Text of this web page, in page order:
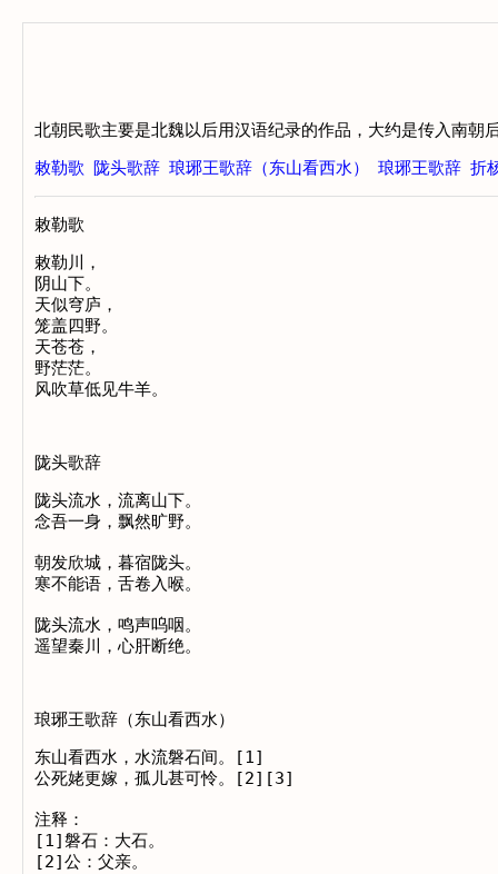
北朝民歌主要是北魏以后用汉语纪录的作品，大约是传入南
敕勒歌 陇头歌辞 琅琊王歌辞（东山看西水） 琅琊王歌辞 折
敕勒歌
敕勒川，
阴山下。
天似穹庐，
笼盖四野。
天苍苍，
野茫茫。
陇头歌辞
陇头流水，流离山下。
念吾一身，飘然旷野。
朝发欣城，暮宿陇头。
寒不能语，舌卷入喉。
陇头流水，鸣声呜咽。
琅琊王歌辞（东山看西水）
东山看西水，水流磐石间。[1]
公死姥更嫁，孤儿甚可怜。[2][3]
注释：
[1]磐石：大石。
[2]公：父亲。